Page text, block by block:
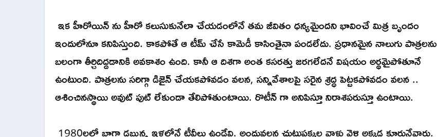
ఇక హీరోయిన్ ను హీరో కలుసుకునేలా చేయడంలోనే తమ జీవితం ధన్యమైందని భావించే మిత్ర బృందం
ఇందులోనూ కనిపిస్తుంది. కాకపోతే ఆ టీమ్ చేసే కామెడీ కాసింతైనా పండలేదు. ప్రధానమైన నాలుగు పాత్రలను
బలంగా తీర్చిదిద్దడానికి అవకాశం ఉంది. కానీ ఆ దిశగా అంత కసరత్తు జరగలేదనే విషయం అర్థమైపోతూనే
ఉంటుంది. పాత్రలను సరిగ్గా డిజైన్ చేయకపోవడం వలన, సన్నివేశాలపై సరైన శ్రద్ధ పెట్టకపోవడం వలన ..
ఆశించినస్థాయి అవుట్ పుట్ లేకుండా తేలిపోతుంటాయి. రొటీన్ గా అనిపిస్తూ నిరాశపరుస్తూ ఉంటాయి.
1980లలో బాగా డబ్బున్న ఇళ్లలోనే టీవీలు ఉండేవి. అందువలన చుట్టుపక్కల వాళ్లు వెళ్లి అక్కడ కూర్చునేవారు.